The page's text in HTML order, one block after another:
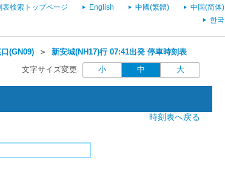
検索トップページ English 中國(繁體)
中国(简体)
한국
(GN09) ＞ 新安城(NH17)行 07:41出発 停車時刻表
文字サイズ変更 小 中 大
時刻表へ戻る